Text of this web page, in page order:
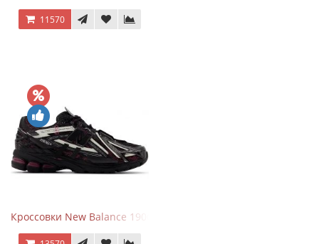
11570
Кроссовки New Balance 1906A Dragon Berry